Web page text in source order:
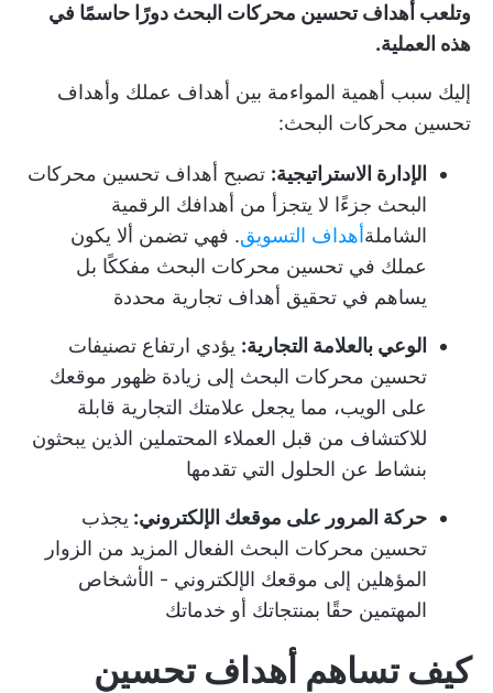
وتلعب أهداف تحسين محركات البحث دورًا حاسمًا في
هذه العملية.
إليك سبب أهمية المواءمة بين أهداف عملك وأهداف
تحسين محركات البحث:
الإدارة الاستراتيجية: تصبح أهداف تحسين محركات
البحث جزءًا لا يتجزأ من أهدافك الرقمية
الشاملةأهداف التسويق. فهي تضمن ألا يكون
عملك في تحسين محركات البحث مفككًا بل
يساهم في تحقيق أهداف تجارية محددة
الوعي بالعلامة التجارية: يؤدي ارتفاع تصنيفات
تحسين محركات البحث إلى زيادة ظهور موقعك
على الويب، مما يجعل علامتك التجارية قابلة
للاكتشاف من قبل العملاء المحتملين الذين يبحثون
بنشاط عن الحلول التي تقدمها
حركة المرور على موقعك الإلكتروني: يجذب
تحسين محركات البحث الفعال المزيد من الزوار
المؤهلين إلى موقعك الإلكتروني - الأشخاص
المهتمين حقًا بمنتجاتك أو خدماتك
كيف تساهم أهداف تحسين